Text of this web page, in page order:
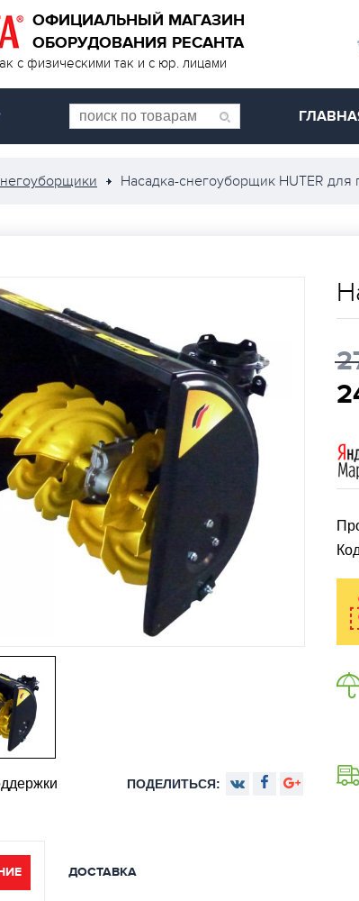
ОФИЦИАЛЬНЫЙ МАГАЗИН
ОБОРУДОВАНИЯ РЕСАНТА
с физическими так и с юр. лицами
Насадка-снегоуборщик HUTER
ПОДЕЛИТЬСЯ:
ДОСТАВКА